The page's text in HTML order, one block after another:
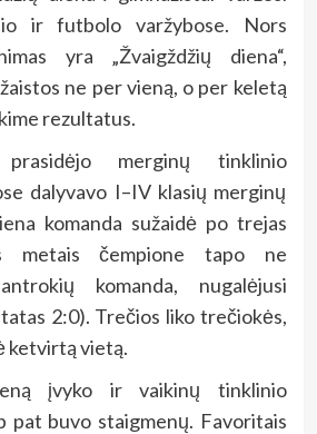
ir futbolo varžybose. Nors
yra „Žvaigždžių diena“,
ne per vieną, o per keletą
rezultatus.
merginų tinklinio
dalyvavo I–IV klasių merginų
komanda sužaidė po trejas
metais čempione tapo ne
komanda, nugalėjusi
2:0). Trečios liko trečiokės,
ketvirtą vietą.
įvyko ir vaikinų tinklinio
pat buvo staigmenų. Favoritais